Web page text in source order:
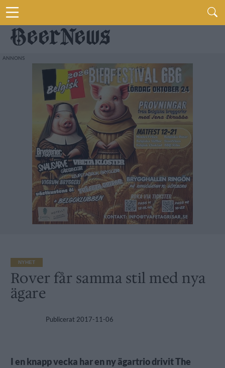
NYHET
Rover får samma stil med nya
ägare
Publicerat 2017-11-06
I en knapp vecka har en ny ägartrio drivit The